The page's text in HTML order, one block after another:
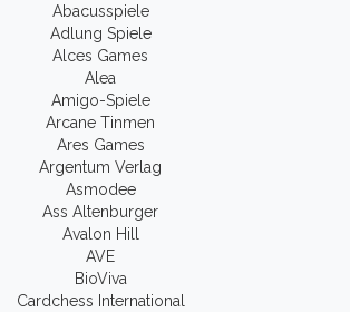
Abacusspiele
Adlung Spiele
Alces Games
Alea
Amigo-Spiele
Arcane Tinmen
Ares Games
Argentum Verlag
Asmodee
Ass Altenburger
Avalon Hill
AVE
BioViva
Cardchess International